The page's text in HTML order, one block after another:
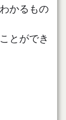
かるもの
とができ